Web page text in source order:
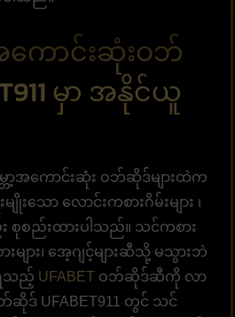
ောင်းဆုံးဝဘ်
မှာ အနိုင်ယူ
ဘာ့အကောင်းဆုံး ဝဘ်ဆိုဒ်များထဲက
းသော လောင်းကစားဂိမ်းများ ၊
စုစည်းထားပါသည်။ သင်ကစား
ားများ၊ အေ့ဂျင့်များဆီသို့ မသွားဘဲ
ရသည့် UFABET ဝဘ်ဆိုဒ်ဆီကို လာ
UFABET911 တွင် သင်